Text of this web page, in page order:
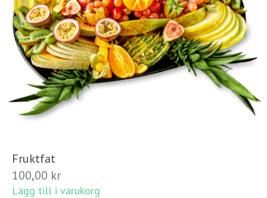
Fruktfat
100,00 kr
Lägg till i varukorg